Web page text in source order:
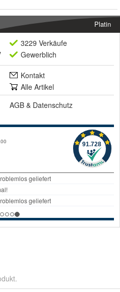
Platin
3229 Verkäufe
Gewerblich
Kontakt
Alle Artikel
AGB & Datenschutz